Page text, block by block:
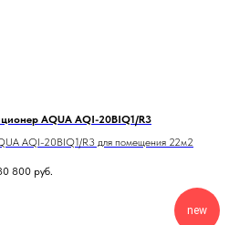
AQUA AQI-20BIQ1/R3
AQI-20BIQ1/R3 для помещения 22м2
800 руб.
new